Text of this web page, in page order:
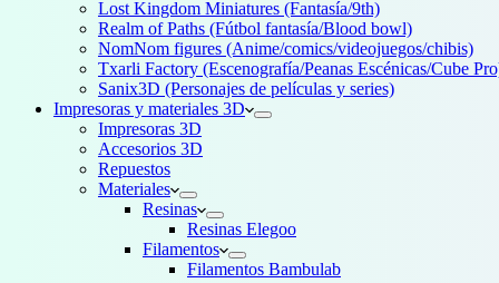
Lost Kingdom Miniatures (Fantasía/9th)
Realm of Paths (Fútbol fantasía/Blood bowl)
NomNom figures (Anime/comics/videojuegos/chibis)
Txarli Factory (Escenografía/Peanas Escénicas/Cube
Sanix3D (Personajes de películas y series)
Impresoras y materiales 3D
Impresoras 3D
Accesorios 3D
Repuestos
Materiales
Resinas
Resinas Elegoo
Filamentos
Filamentos Bambulab